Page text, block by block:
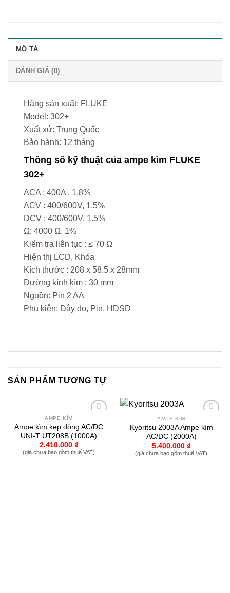
MÔ TẢ
ĐÁNH GIÁ (0)
Hãng sản xuất: FLUKE
Model: 302+
Xuất xứ: Trung Quốc
Bảo hành: 12 tháng
Thông số kỹ thuật của ampe kìm FLUKE
302+
ACA : 400A , 1.8%
ACV : 400/600V, 1.5%
DCV : 400/600V, 1.5%
Ω: 4000 Ω, 1%
Kiểm tra liên tục : ≤ 70 Ω
Hiện thị LCD, Khóa
Kích thước : 208 x 58.5 x 28mm
Đường kính kìm : 30 mm
Nguồn: Pin 2 AA
Phụ kiện: Dây đo, Pin, HDSD
SẢN PHẨM TƯƠNG TỰ
thích
AMPE KÌM
Ampe kìm kẹp dòng AC/DC
UNI-T UT208B (1000A)
2.410.000 ₫
(giá chưa bao gồm thuế VAT)
thích
AMPE KÌM
Kyoritsu 2003A Ampe kìm
AC/DC (2000A)
5.400.000 ₫
(giá chưa bao gồm thuế VAT)